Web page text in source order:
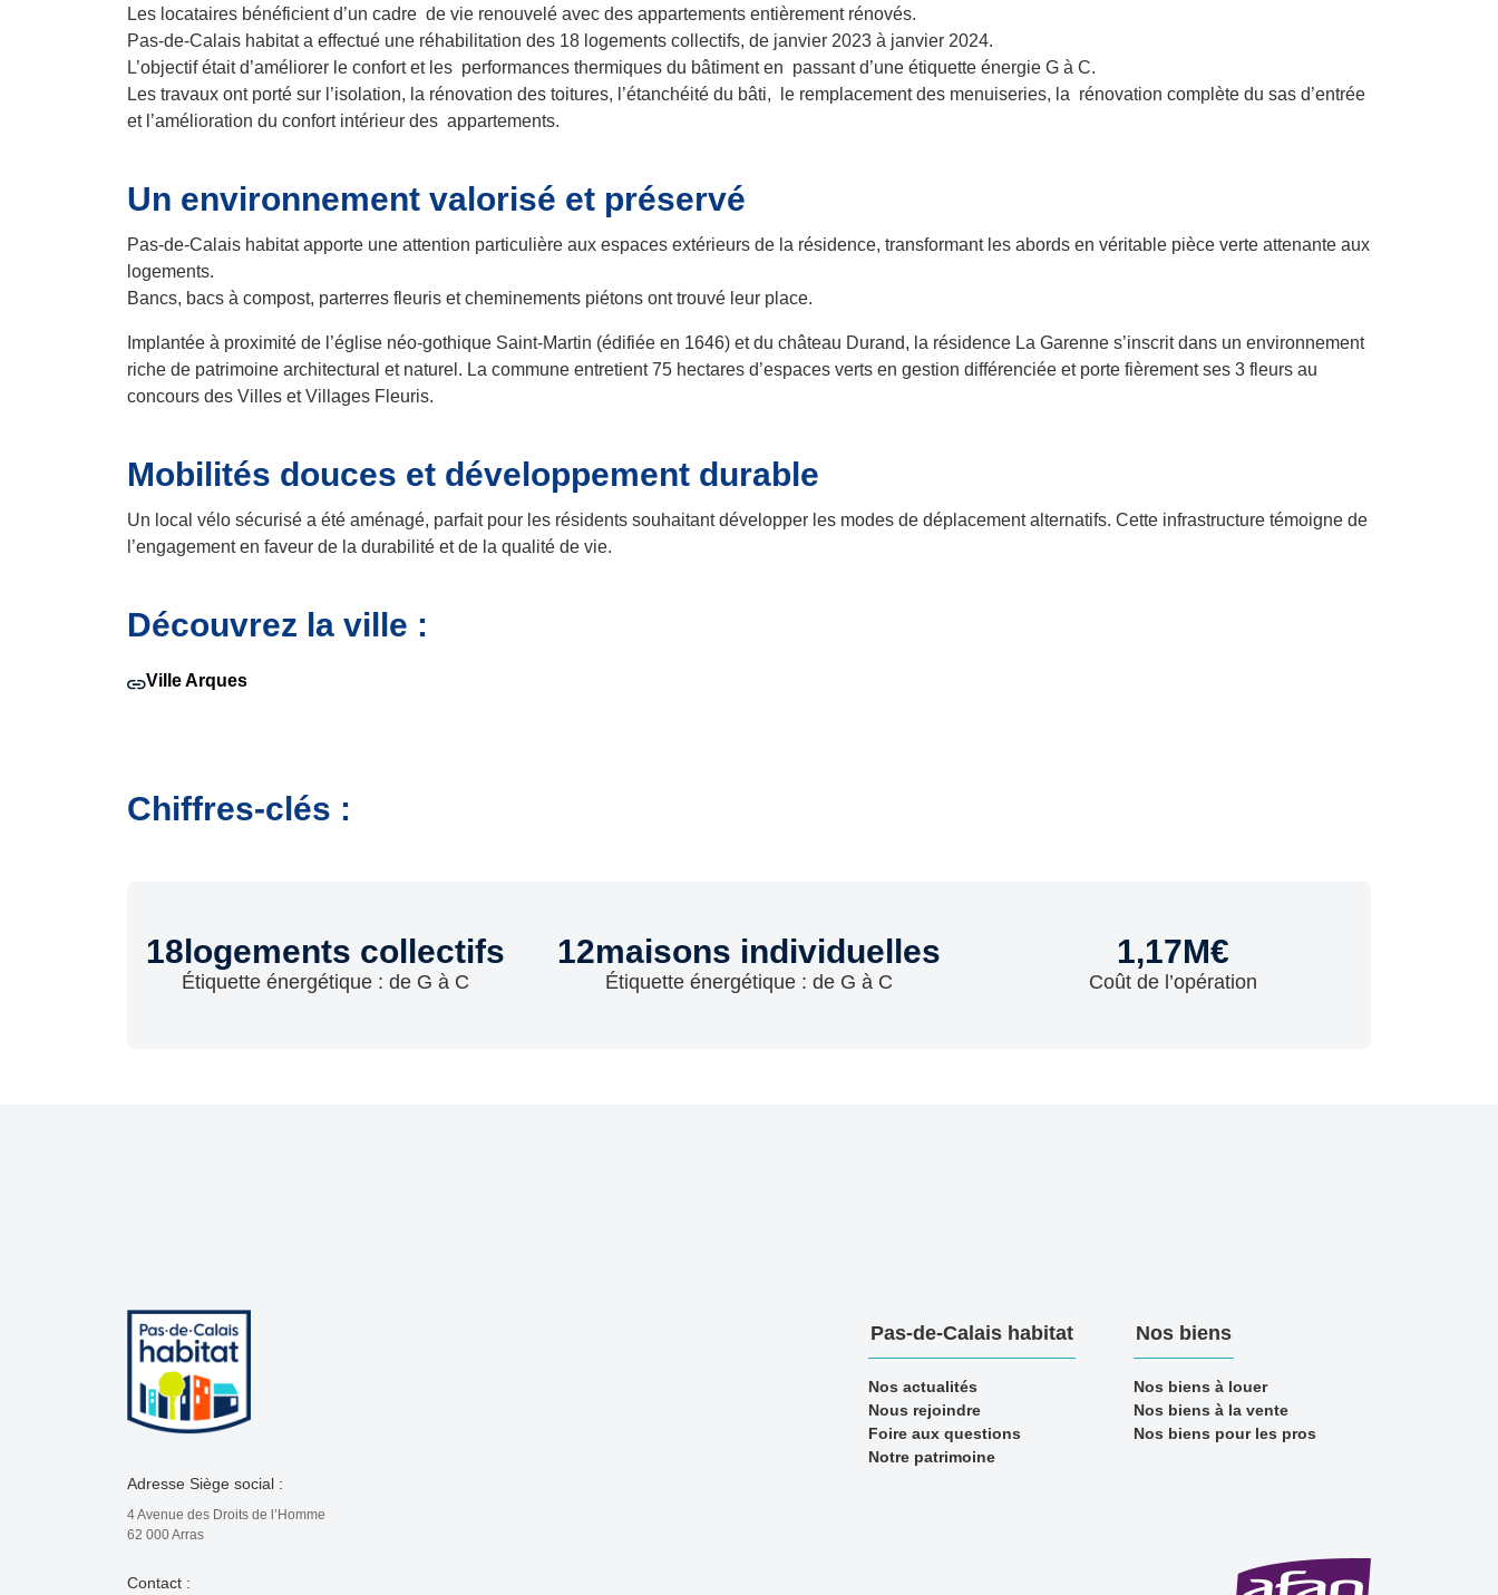
Les locataires bénéficient d’un cadre de vie renouvelé avec des appartements entièrement rénovés.
Pas-de-Calais habitat a effectué une réhabilitation des 18 logements collectifs, de janvier 2023 à janvier 2024.
L’objectif était d’améliorer le confort et les performances thermiques du bâtiment en passant d’une étiquette énergie G à C.
Les travaux ont porté sur l’isolation, la rénovation des toitures, l’étanchéité du bâti, le remplacement des menuiseries, la rénovation complète du sas d’entrée
et l’amélioration du confort intérieur des appartements.
Un environnement valorisé et préservé
Pas-de-Calais habitat apporte une attention particulière aux espaces extérieurs de la résidence, transformant les abords en véritable pièce verte attenante aux
logements.
Bancs, bacs à compost, parterres fleuris et cheminements piétons ont trouvé leur place.
Implantée à proximité de l’église néo-gothique Saint-Martin (édifiée en 1646) et du château Durand, la résidence La Garenne s’inscrit dans un environnement
riche de patrimoine architectural et naturel. La commune entretient 75 hectares d’espaces verts en gestion différenciée et porte fièrement ses 3 fleurs au
concours des Villes et Villages Fleuris.
Mobilités douces et développement durable
Un local vélo sécurisé a été aménagé, parfait pour les résidents souhaitant développer les modes de déplacement alternatifs. Cette infrastructure témoigne de
l’engagement en faveur de la durabilité et de la qualité de vie.
Découvrez la ville :
Ville Arques
Chiffres-clés :
18logements collectifs
Étiquette énergétique : de G à C
12maisons individuelles
Étiquette énergétique : de G à C
1,17M€
Coût de l’opération
Adresse Siège social :
4 Avenue des Droits de l’Homme
62 000 Arras
Contact :
Pas-de-Calais habitat
Nos actualités
Nous rejoindre
Foire aux questions
Notre patrimoine
Nos biens
Nos biens à louer
Nos biens à la vente
Nos biens pour les pros